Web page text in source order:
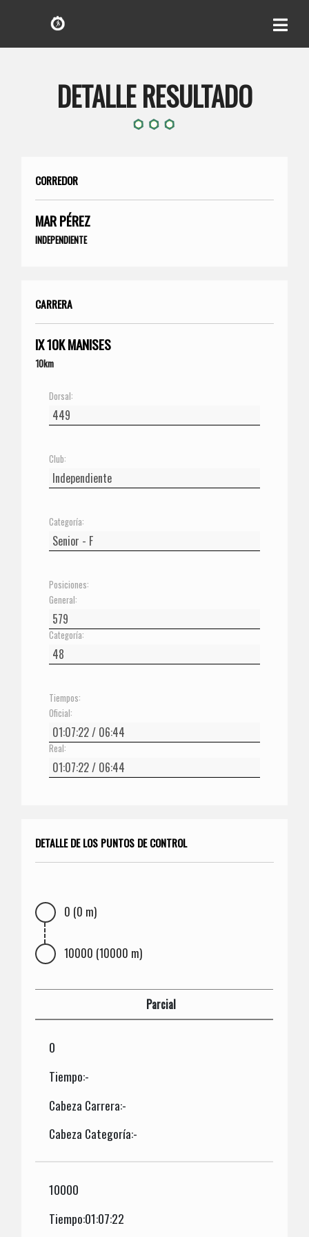
DETALLE RESULTADO
CORREDOR
MAR PÉREZ
INDEPENDIENTE
CARRERA
IX 10K MANISES
10km
Dorsal:
Club:
Categoría:
Posiciones:
General:
Categoría:
Tiempos:
Oficial:
Real:
DETALLE DE LOS PUNTOS DE CONTROL
0 (0 m)
10000 (10000 m)
Parcial
0
Tiempo:-
Cabeza Carrera:-
Cabeza Categoría:-
10000
Tiempo:01:07:22